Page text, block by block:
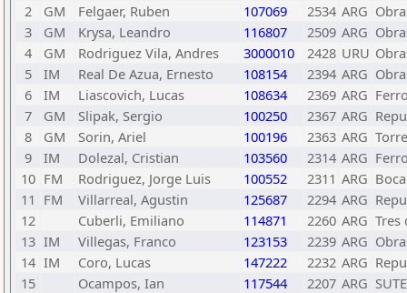
2
GM Felgaer, Ruben 107069 2534 ARG
3
GM Krysa, Leandro 116807 2509 ARG
4
GM Rodriguez Vila, Andres 3000010 2428 URU
5
IM Real De Azua, Ernesto 108154 2394 ARG
6
IM Liascovich, Lucas 108634 2369 ARG
7
GM Slipak, Sergio 100250 2367 ARG
8
GM Sorin, Ariel 100196 2363 ARG
9
IM Dolezal, Cristian 103560 2314 ARG
10 FM Rodriguez, Jorge Luis 100552 2311 ARG
11 FM Villarreal, Agustin 125687 2294 ARG
12
Cuberli, Emiliano 114871 2260 ARG Tres
13 IM Villegas, Franco 123153 2239 ARG
14 IM Coro, Lucas 147222 2232 ARG
15
Ocampos, Ian 117544 2207 ARG